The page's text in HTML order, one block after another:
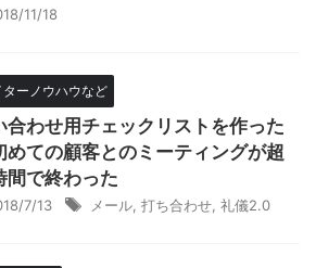
11/18
ターノウハウなど
合わせ用チェックリストを作った
めての顧客とのミーティングが超
間で終わった
7/13 メール 打ち合わせ 礼儀2.0